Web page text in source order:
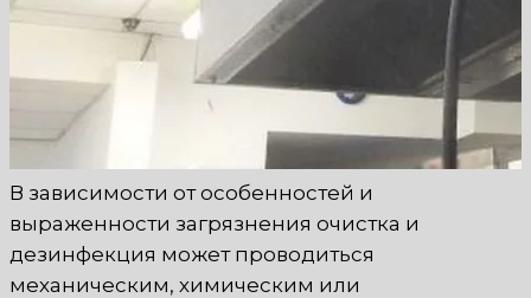
В зависимости от особенностей и
выраженности загрязнения очистка и
дезинфекция может проводиться
механическим, химическим или